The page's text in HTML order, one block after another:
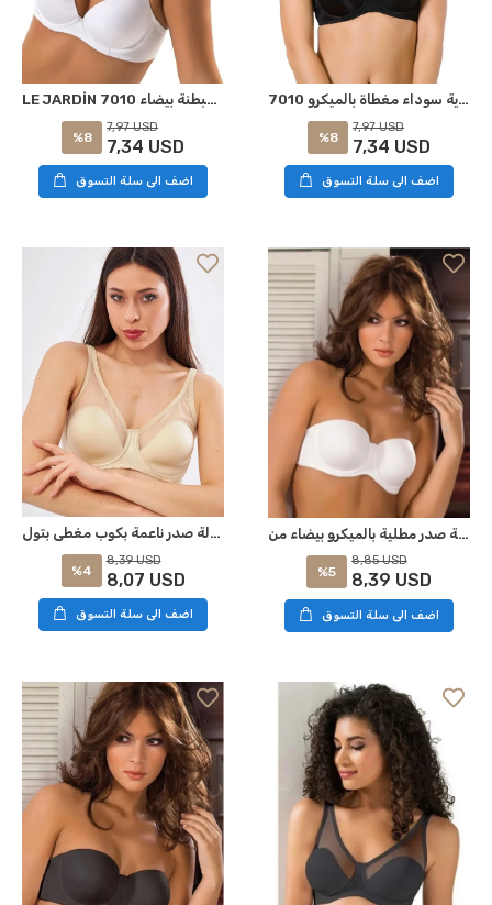
LE JARDİN 7010 صدرية مبطنة بيضاء
%8
7,97 USD
7,34 USD
اضف الى سلة التسوق
صدریة سوداء مغطاة بالمیکرو 7010
%8
7,97 USD
7,34 USD
اضف الى سلة التسوق
حمالة صدر ناعمة بكوب مغطى بتول LE JARDİN 9200-B بلون البشرة
%4
8,39 USD
8,07 USD
اضف الى سلة التسوق
حمالة صدر مطلية بالميكرو بيضاء من LE JARDİN 7035
%5
8,85 USD
8,39 USD
اضف الى سلة التسوق